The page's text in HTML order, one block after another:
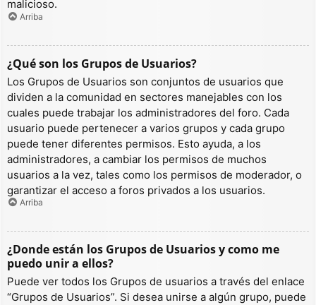
malicioso.
Arriba
¿Qué son los Grupos de Usuarios?
Los Grupos de Usuarios son conjuntos de usuarios que
dividen a la comunidad en sectores manejables con los
cuales puede trabajar los administradores del foro. Cada
usuario puede pertenecer a varios grupos y cada grupo
puede tener diferentes permisos. Esto ayuda, a los
administradores, a cambiar los permisos de muchos
usuarios a la vez, tales como los permisos de moderador, o
garantizar el acceso a foros privados a los usuarios.
Arriba
¿Donde están los Grupos de Usuarios y como me
puedo unir a ellos?
Puede ver todos los Grupos de usuarios a través del enlace
“Grupos de Usuarios”. Si desea unirse a algún grupo, puede